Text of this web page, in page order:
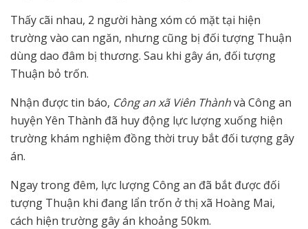
Thấy cãi nhau, 2 người hàng xóm có mặt tại hiện
trường vào can ngăn, nhưng cũng bị đối tượng Thuận
dùng dao đâm bị thương. Sau khi gây án, đối tượng
Thuận bỏ trốn.
Nhận được tin báo, Công an xã Viên Thànhvà Công an
huyện Yên Thành đã huy động lực lượng xuống hiện
trường khám nghiệm đồng thời truy bắt đối tượng gây
án.
Ngay trong đêm, lực lượng Công an đã bắt được đối
tượng Thuận khi đang lẩn trốn ở thị xã Hoàng Mai,
cách hiện trường gây án khoảng 50km.